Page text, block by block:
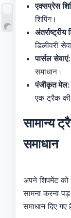
एक्सप्रेस
शिपिंग।
अंतर्राष्ट्रीय
डिलीवरी
पार्सल सेवाएं:
समाधान।
पंजीकृत मेल:
एक ट्रैक की
सामान्य
समाधान
अपने शिपमेंट
सामना करना
समाधान दिए गए